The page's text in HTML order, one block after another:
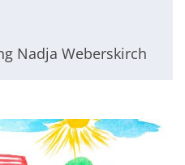
Nadja Weberskirch